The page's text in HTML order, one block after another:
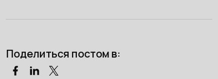
Поделиться постом в: